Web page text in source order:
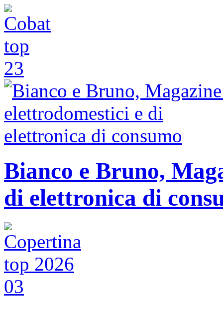
Bianco e Bruno,
di elettronica di